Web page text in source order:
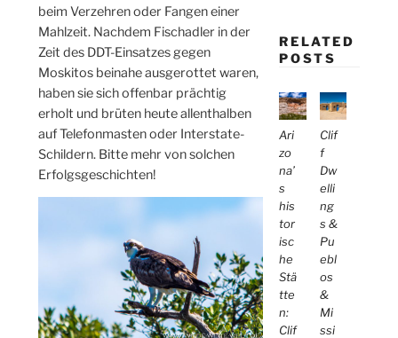
beim Verzehren oder Fangen einer
Mahlzeit. Nachdem Fischadler in der
Zeit des DDT-Einsatzes gegen
Moskitos beinahe ausgerottet waren,
haben sie sich offenbar prächtig
erholt und brüten heute allenthalben
auf Telefonmasten oder Interstate-
Schildern. Bitte mehr von solchen
Erfolgsgeschichten!
RELATED
POSTS
Ari
zo
na’
s
his
tor
isc
he
Stä
tte
n:
Clif
Clif
f
Dw
elli
ng
s &
Pu
ebl
os
&
Mi
ssi